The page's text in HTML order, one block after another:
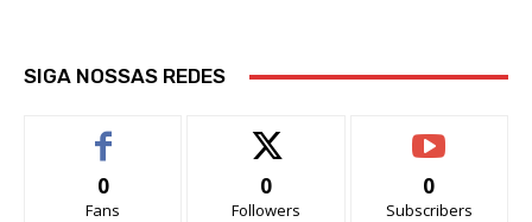
SIGA NOSSAS REDES
0
Fans
0
Followers
0
Subscribers